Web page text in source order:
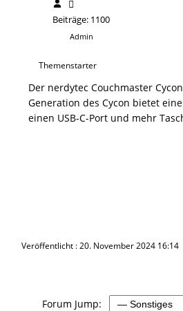
Beiträge: 1100
Admin
Themenstarter
Der nerdytec Couchmaster
Generation des Cycon bietet
einen USB-C-Port und mehr
Veröffentlicht : 20. November 2024 16:14
Forum Jump: